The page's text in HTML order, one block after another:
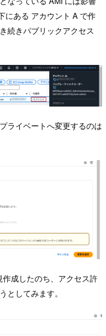
にある アカウント A で作
続きパブリックアクセス
ライベートへ変更するのは
成したのち、アクセス許
としてみます。